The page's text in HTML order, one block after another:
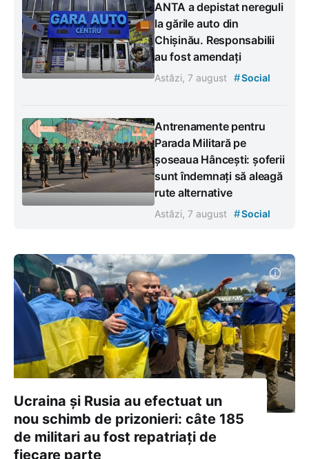
ANTA a depistat nereguli
la gările auto din
Chișinău. Responsabilii
au fost amendați
Astăzi, 7 august #Social
Antrenamente pentru
Parada Militară pe
șoseaua Hâncești: șoferii
sunt îndemnați să aleagă
rute alternative
Astăzi, 7 august #Social
Ucraina și Rusia au efectuat un
nou schimb de prizonieri: câte 185
de militari au fost repatriați de
fiecare parte